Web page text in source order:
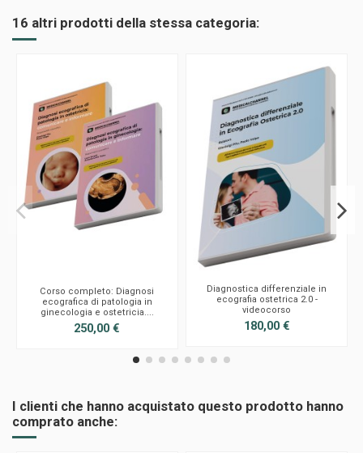
16 altri prodotti della stessa categoria:
Corso completo: Diagnosi
ecografica di patologia in
ginecologia e ostetricia....
250,00 €
Diagnostica differenziale in
ecografia ostetrica 2.0 -
videocorso
180,00 €
I clienti che hanno acquistato questo prodotto hanno
comprato anche: